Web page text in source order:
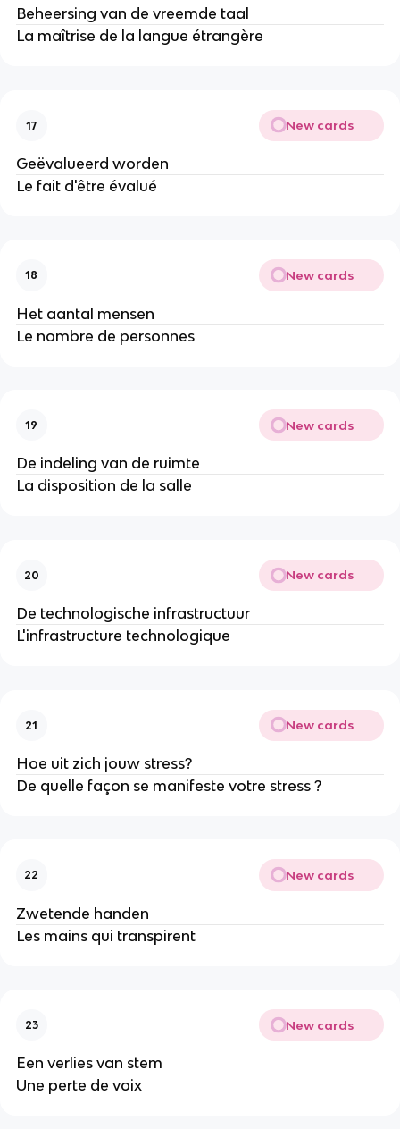
Beheersing van de vreemde taal
La maîtrise de la langue étrangère
17 New cards
Geëvalueerd worden
Le fait d'être évalué
18 New cards
Het aantal mensen
Le nombre de personnes
19 New cards
De indeling van de ruimte
La disposition de la salle
20 New cards
De technologische infrastructuur
L'infrastructure technologique
21 New cards
Hoe uit zich jouw stress?
De quelle façon se manifeste votre stress ?
22 New cards
Zwetende handen
Les mains qui transpirent
23 New cards
Een verlies van stem
Une perte de voix